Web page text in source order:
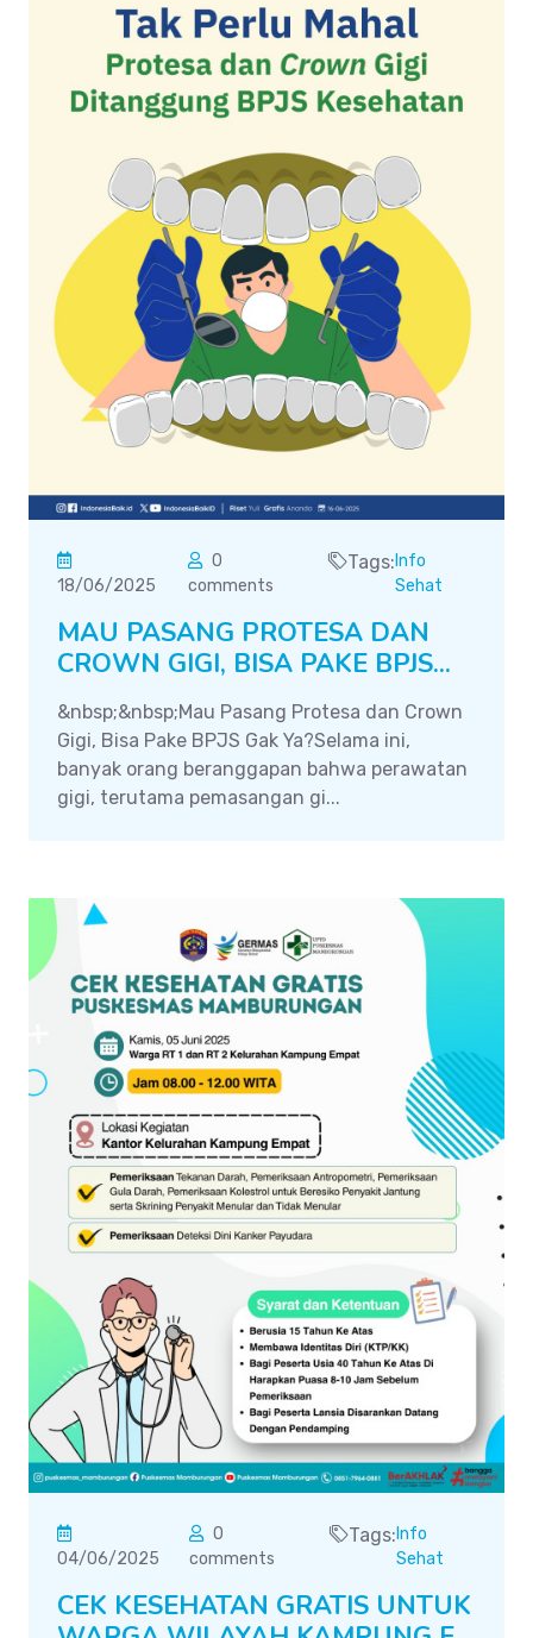
18/06/2025
0
comments
Tags: Info
Sehat
MAU PASANG PROTESA DAN
CROWN GIGI, BISA PAKE BPJS...
&nbsp;&nbsp;Mau Pasang Protesa dan Crown
Gigi, Bisa Pake BPJS Gak Ya?Selama ini,
banyak orang beranggapan bahwa perawatan
gigi, terutama pemasangan gi...
04/06/2025
0
comments
Tags: Info
Sehat
CEK KESEHATAN GRATIS UNTUK